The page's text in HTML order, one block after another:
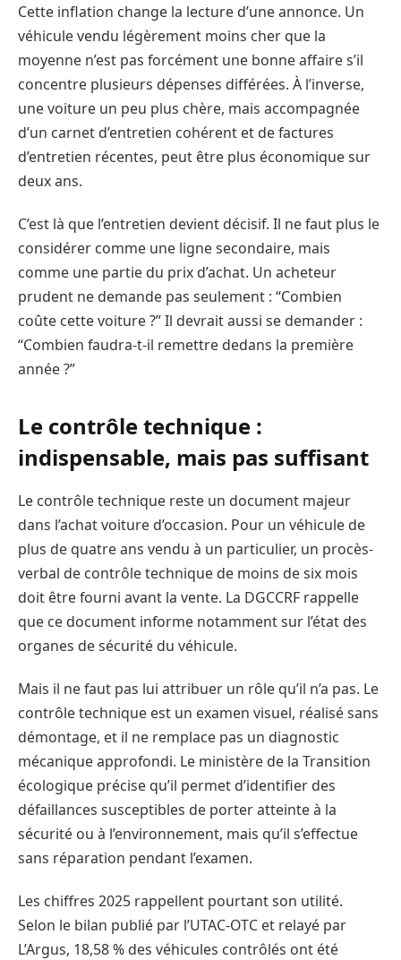
Cette inflation change la lecture d’une annonce. Un
véhicule vendu légèrement moins cher que la
moyenne n’est pas forcément une bonne affaire s’il
concentre plusieurs dépenses différées. À l’inverse,
une voiture un peu plus chère, mais accompagnée
d’un carnet d’entretien cohérent et de factures
d’entretien récentes, peut être plus économique sur
deux ans.
C’est là que l’entretien devient décisif. Il ne faut plus le
considérer comme une ligne secondaire, mais
comme une partie du prix d’achat. Un acheteur
prudent ne demande pas seulement : “Combien
coûte cette voiture ?” Il devrait aussi se demander :
“Combien faudra-t-il remettre dedans la première
année ?”
Le contrôle technique :
indispensable, mais pas suffisant
Le contrôle technique reste un document majeur
dans l’achat voiture d’occasion. Pour un véhicule de
plus de quatre ans vendu à un particulier, un procès-
verbal de contrôle technique de moins de six mois
doit être fourni avant la vente. La DGCCRF rappelle
que ce document informe notamment sur l’état des
organes de sécurité du véhicule.
Mais il ne faut pas lui attribuer un rôle qu’il n’a pas. Le
contrôle technique est un examen visuel, réalisé sans
démontage, et il ne remplace pas un diagnostic
mécanique approfondi. Le ministère de la Transition
écologique précise qu’il permet d’identifier des
défaillances susceptibles de porter atteinte à la
sécurité ou à l’environnement, mais qu’il s’effectue
sans réparation pendant l’examen.
Les chiffres 2025 rappellent pourtant son utilité.
Selon le bilan publié par l’UTAC-OTC et relayé par
L’Argus, 18,58 % des véhicules contrôlés ont été